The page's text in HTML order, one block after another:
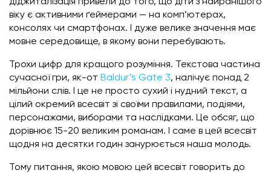
віку є активними ґеймерами — на комп’ютерах,
консолях чи смартфонах. І дуже велике значення має
мовне середовище, в якому вони перебувають.
Трохи цифр для кращого розуміння. Текстова частина
сучасної гри, як-от Baldur’s Gate 3, налічує понад 2
мільйони слів. І це не просто сухий і нудний текст, а
цілий окремий всесвіт зі своїми правилами, подіями,
персонажами, виборами та наслідками. Це обсяг, що
дорівнює 15-20 великим романам. І саме в цей всесвіт
щодня на десятки годин занурюється наша молодь.
Тому питання, якою мовою цей всесвіт говорить до